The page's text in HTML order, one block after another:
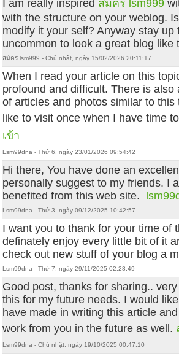
I am really inspired สมัคร lsm999
with the structure on your weblog.
modify it your self? Anyway stay
uncommon to look a great blog like
สมัคร lsm999 - Chủ nhật, ngày 15/02/2026 20:11:17
When I read your article on this
profound and difficult. There is
of articles and photos similar to
like to visit once when I have time
เข้า
Lsm99dna - Thứ 6, ngày 23/01/2026 09:54:42
Hi there, You have done an
personally suggest to my friends. I
benefited from this web site.
Lsm99dna - Thứ 3, ngày 09/12/2025 10:42:57
I want you to thank for your time of
definately enjoy every little bit of it
check out new stuff of your blog a
Lsm99dna - Thứ 7, ngày 29/11/2025 02:28:49
Good post, thanks for sharing..
this for my future needs. I would
have made in writing this article
work from you in the future as well.
Lsm99dna - Chủ nhật, ngày 19/10/2025 00:47:10